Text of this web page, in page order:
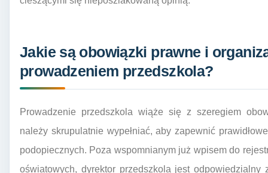
Jakie są obowiązki prawne i
prowadzeniem przedszkola?
Prowadzenie przedszkola wiąże się z szeregiem
należy skrupulatnie wypełniać, aby zapewnić
podopiecznych. Poza wspomnianym już wpisem do
oświatowych, dyrektor przedszkola jest